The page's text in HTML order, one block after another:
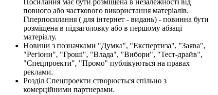
повного або часткового використання матеріалів.
Гіперпосилання ( для інтернет - видань) - повинна бути
розміщена в підзаголовку або в першому абзаці
матеріалу.
Новини з позначками "Думка", "Експертиза", "Заява",
"Регіони", "Гроші", "Влада", "Вибори", "Тест-драйв",
"Спецпроекти", "Промо" публікуються на правах
реклами.
Розділ Спецпроекти створюється спільно з
комерційними партнерами.